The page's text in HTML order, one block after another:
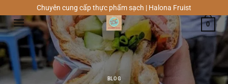
đến
nội
dung
Chuyên cung cấp thực phẩm sạch | Halona Fruist
0
BLOG